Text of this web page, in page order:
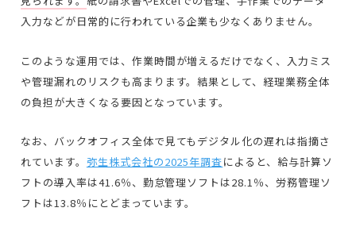
入力などが日常的に行われている企業も少なくありません。
このような運用では、作業時間が増えるだけでなく、入力ミス
や管理漏れのリスクも高まります。結果として、経理業務全体
の負担が大きくなる要因となっています。
なお、バックオフィス全体で見てもデジタル化の遅れは指摘さ
れています。 弥生株式会社の2025年調査によると、給与計算ソ
フトの導入率は41.6％、勤怠管理ソフトは28.1％、労務管理ソ
フトは13.8％にとどまっています。